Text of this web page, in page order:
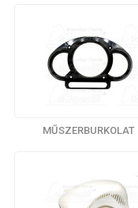
MŰSZERBURKOLAT